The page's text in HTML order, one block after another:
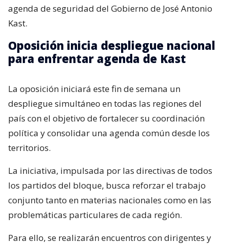
agenda de seguridad del Gobierno de José Antonio
Kast.
Oposición inicia despliegue nacional
para enfrentar agenda de Kast
La oposición iniciará este fin de semana un
despliegue simultáneo en todas las regiones del
país con el objetivo de fortalecer su coordinación
política y consolidar una agenda común desde los
territorios.
La iniciativa, impulsada por las directivas de todos
los partidos del bloque, busca reforzar el trabajo
conjunto tanto en materias nacionales como en las
problemáticas particulares de cada región.
Para ello, se realizarán encuentros con dirigentes y